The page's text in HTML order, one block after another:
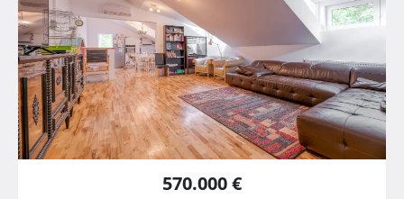
570.000 €